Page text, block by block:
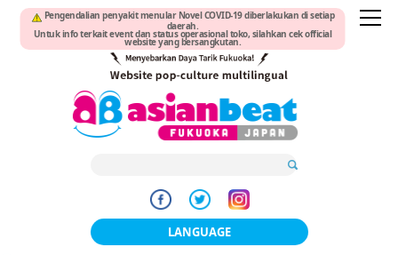
Pengendalian penyakit menular Novel COVID-19 diberlakukan di setiap
daerah.
Untuk info terkait event dan status operasional toko, silahkan cek official
website yang bersangkutan.
LANGUAGE